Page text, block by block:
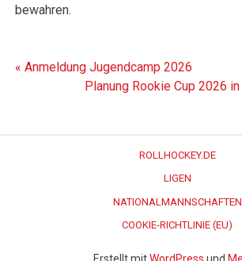
bewahren.
Beitragsnavigation
« Anmeldung Jugendcamp 2026
Planung Rookie Cup 2026
ROLLHOCKEY.DE
LIGEN
NATIONALMANNSCHAFTEN
COOKIE-RICHTLINIE (EU)
Erstellt mitWordPress und